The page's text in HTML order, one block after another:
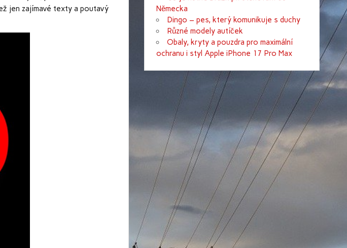
jen zajímavé texty a poutavý
Německa
Dingo – pes, který komunikuje s duchy
Různé modely autíček
Obaly, kryty a pouzdra pro maximální
ochranu i styl Apple iPhone 17 Pro Max